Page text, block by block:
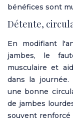
bénéfices sont
Détente,
En modifiant
jambes, le
musculaire et
dans la
une bonne
de jambes
souvent